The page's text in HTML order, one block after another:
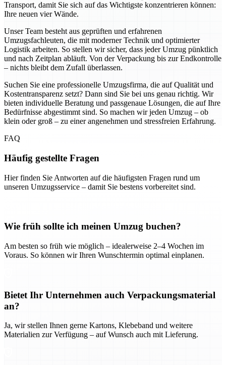
Transport, damit Sie sich auf das Wichtigste konzentrieren können:
Ihre neuen vier Wände.
Unser Team besteht aus geprüften und erfahrenen
Umzugsfachleuten, die mit moderner Technik und optimierter
Logistik arbeiten. So stellen wir sicher, dass jeder Umzug pünktlich
und nach Zeitplan abläuft. Von der Verpackung bis zur Endkontrolle
– nichts bleibt dem Zufall überlassen.
Suchen Sie eine professionelle Umzugsfirma, die auf Qualität und
Kostentransparenz setzt? Dann sind Sie bei uns genau richtig. Wir
bieten individuelle Beratung und passgenaue Lösungen, die auf Ihre
Bedürfnisse abgestimmt sind. So machen wir jeden Umzug – ob
klein oder groß – zu einer angenehmen und stressfreien Erfahrung.
FAQ
Häufig gestellte Fragen
Hier finden Sie Antworten auf die häufigsten Fragen rund um
unseren Umzugsservice – damit Sie bestens vorbereitet sind.
Wie früh sollte ich meinen Umzug buchen?
Am besten so früh wie möglich – idealerweise 2–4 Wochen im
Voraus. So können wir Ihren Wunschtermin optimal einplanen.
Bietet Ihr Unternehmen auch Verpackungsmaterial
an?
Ja, wir stellen Ihnen gerne Kartons, Klebeband und weitere
Materialien zur Verfügung – auf Wunsch auch mit Lieferung.